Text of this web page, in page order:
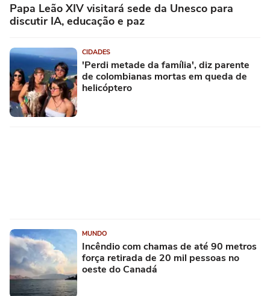
Papa Leão XIV visitará sede da Unesco para
discutir IA, educação e paz
CIDADES
'Perdi metade da família', diz parente
de colombianas mortas em queda de
helicóptero
MUNDO
Incêndio com chamas de até 90 metros
força retirada de 20 mil pessoas no
oeste do Canadá